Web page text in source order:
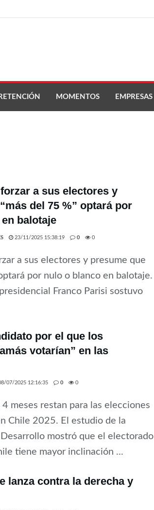
MOMENTOS EMPRESAS
a sus electores y
del 75 %” optará por
balotaje
23/11/2025 15:38:19 0 0
a sus electores y presume que
por nulo o blanco en balotaje.
Franco Parisi sostuvo
por el que los
votarían” en las
07/2025 12:16:35 0 0
meses restan para las elecciones
Chile 2025. El estudio de la
mostró que el electorado
tiene mayor inclinación ...
lanza contra la derecha y